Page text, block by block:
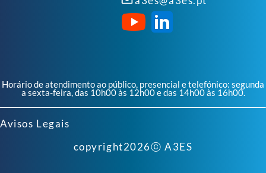
Horário de atendimento ao público, presencial e telefónico: segunda
a sexta-feira, das 10h00 às 12h00 e das 14h00 às 16h00.
Avisos Legais
copyright2026ⓒ A3ES